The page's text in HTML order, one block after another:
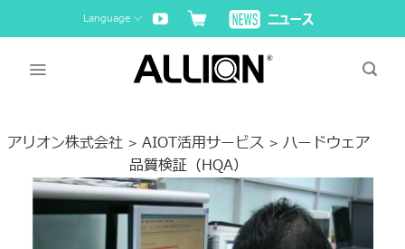
to
Language
アリオン株式会社> AIOT活用サービス> ハードウェア
品質検証（HQA）